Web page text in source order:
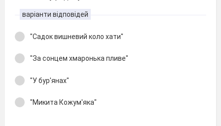
варіанти відповідей
"Садок вишневий коло хати"
"За сонцем хмаронька пливе"
"У бур'янах"
"Микита Кожум'яка"